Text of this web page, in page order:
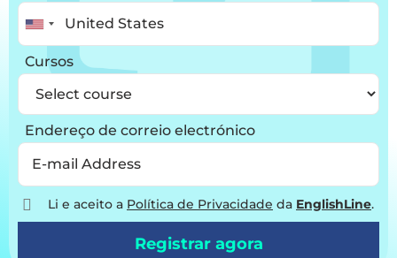
Cursos
Endereço de correio electrónico
Li e aceito a Política de Privacidade da EnglishLine.